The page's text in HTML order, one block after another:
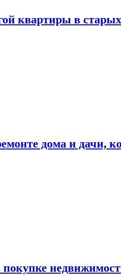
квартиры в
дома и дачи,
покупке